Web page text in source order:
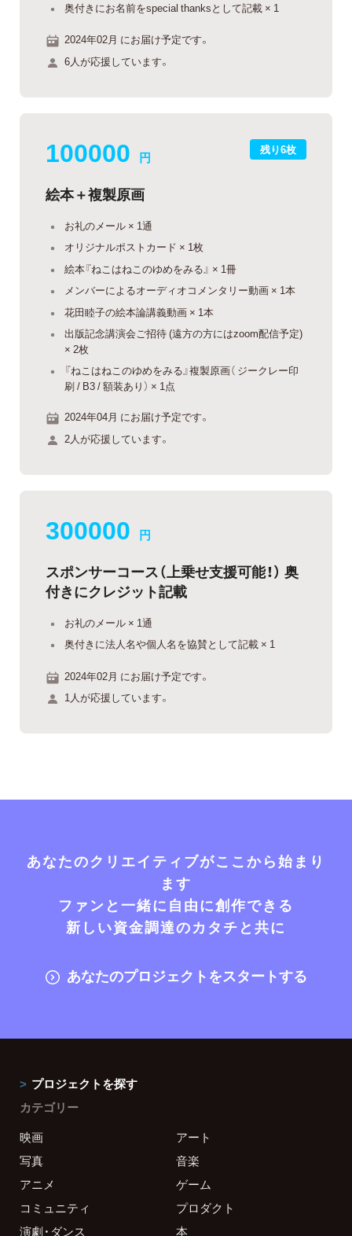
奥付きにお名前をspecial thanksとして記載 × 1
2024年02月 にお届け予定です。
6人が応援しています。
残り6枚
100000 円
絵本＋複製原画
お礼のメール × 1通
オリジナルポストカード × 1枚
絵本『ねこはねこのゆめをみる』 × 1冊
メンバーによるオーディオコメンタリー動画 × 1本
花田睦子の絵本論講義動画 × 1本
出版記念講演会ご招待 (遠方の方にはzoom配信予定)
× 2枚
『ねこはねこのゆめをみる』複製原画（ ジークレー印
刷 / B3 / 額装あり） × 1点
2024年04月 にお届け予定です。
2人が応援しています。
300000 円
スポンサーコース（上乗せ支援可能！） 奥
付きにクレジット記載
お礼のメール × 1通
奥付きに法人名や個人名を協賛として記載 × 1
2024年02月 にお届け予定です。
1人が応援しています。
あなたのクリエイティブがここから始まり
ます
ファンと一緒に自由に創作できる
新しい資金調達のカタチと共に
あなたのプロジェクトをスタートする
プロジェクトを探す
カテゴリー
映画
アート
写真
音楽
アニメ
ゲーム
コミュニティ
プロダクト
演劇・ダンス
本